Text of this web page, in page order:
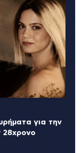
για την
28χρονο